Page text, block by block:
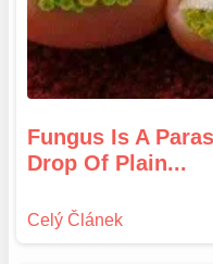
Fungus Is A
Drop Of Plain...